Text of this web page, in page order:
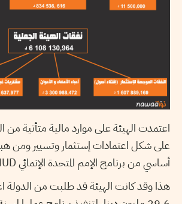
اعتمدت الهيئة على موارد مالية متأتية من
على شكل اعتمادات إستثمار وتسيير ومن
أساسي من برنامج الإمم المتحدة الإنمائي PNUD.
هذا وقد كانت الهيئة قد طلبت من الدولة